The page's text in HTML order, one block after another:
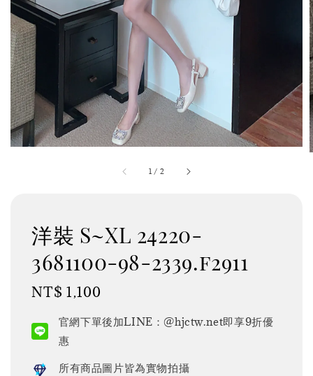
1 / 2
洋裝 S~XL 24220-
3681100-98-2339.f2911
Regular
NT$ 1,100
官網下單後加LINE：@hjctw.net即享9折優
惠
所有商品圖片皆為實物拍攝